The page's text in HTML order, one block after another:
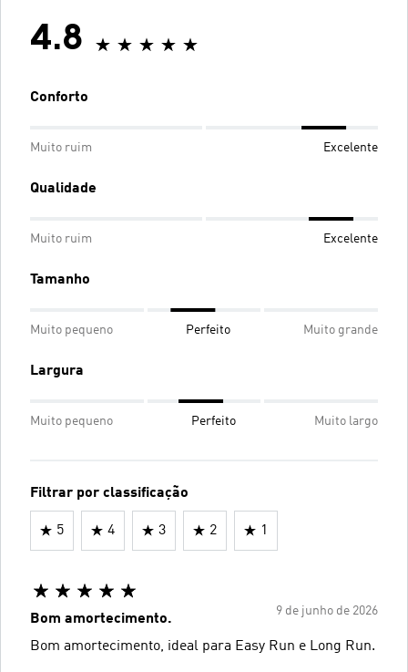
4.8
Conforto
Muito ruim Excelente
Qualidade
Muito ruim Excelente
Tamanho
Muito pequeno Perfeito Muito grande
Largura
Muito pequeno Perfeito Muito largo
Filtrar por classificação
5 4 3 2 1
9 de junho de 2026
Bom amortecimento.
Bom amortecimento, ideal para Easy Run e Long Run.